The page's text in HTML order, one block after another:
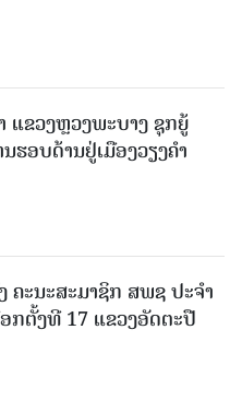
ແຂວງຫຼວງພະບາງ ຊຸກຍູ້
ຮອບດ້ານຢູ່ເມືອງວຽງຄໍາ
ຄະນະສະມາຊິກ ສພຊ ປະຈຳ
ອກຕັ້ງທີ 17 ແຂວງອັດຕະປື